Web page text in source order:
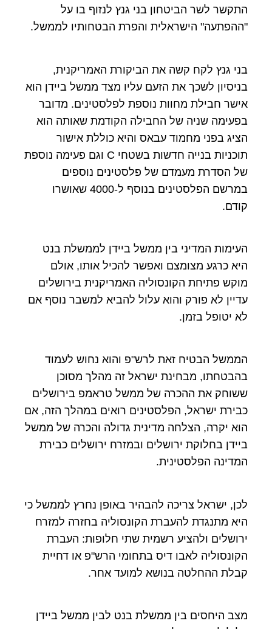
התקשר לשר הביטחון בני גנץ לנזוף בו על
"ההפתעה" הישראלית והפרת הבטחותיו לממשל.
בני גנץ לקח קשה את הביקורת האמריקנית,
בניסיון לשכך את הזעם עליו מצד ממשל ביידן הוא
אישר חבילת מחוות נוספת לפלסטינים. מדובר
בפעימה שניה של החבילה הקודמת שאותה הוא
הציג בפני מחמוד עבאס והיא כוללת אישור
תוכניות בנייה חדשות בשטחי C וגם פעימה נוספת
של הסדרת מעמדם של פלסטינים נוספים
במרשם הפלסטינים בנוסף ל-4000 שאושרו
קודם.
העימות המדיני בין ממשל ביידן לממשלת בנט
היא כרגע מצומצם ואפשר להכיל אותו, אולם
מוקש פתיחת הקונסוליה האמריקנית בירושלים
עדיין לא פורק והוא עלול להביא למשבר נוסף אם
לא יטופל בזמן.
הממשל הבטיח זאת לרש"פ והוא נחוש לעמוד
בהבטחתו, מבחינת ישראל זה מהלך מסוכן
ששוחק את ההכרה של ממשל טראמפ בירושלים
כבירת ישראל, הפלסטינים רואים במהלך הזה, אם
הוא יקרה, הצלחה מדינית גדולה והכרה של ממשל
ביידן בחלוקת ירושלים ובמזרח ירושלים כבירת
המדינה הפלסטינית.
לכן, ישראל צריכה להבהיר באופן נחרץ לממשל כי
היא מתנגדת להעברת הקונסוליה בחזרה למזרח
ירושלים ולהציע רשמית שתי חלופות: העברת
הקונסוליה לאבו דיס בתחומי הרש"פ או דחיית
קבלת ההחלטה בנושא למועד אחר.
מצב היחסים בין ממשלת בנט לבין ממשל ביידן